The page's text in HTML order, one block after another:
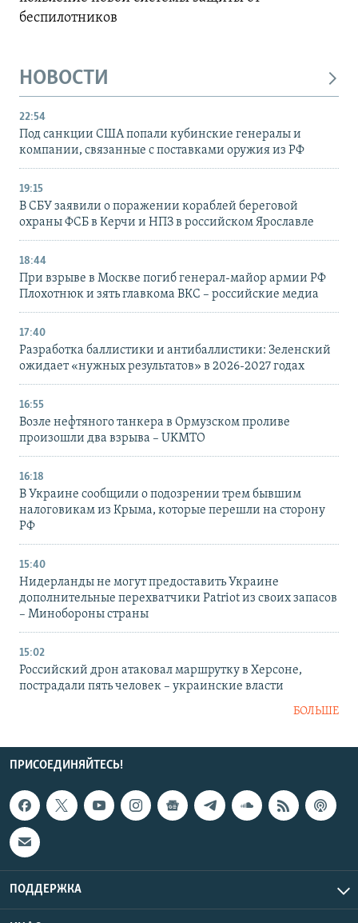
беспилотников
НОВОСТИ
22:54
Под санкции США попали кубинские генералы и
компании, связанные с поставками оружия из РФ
19:15
В СБУ заявили о поражении кораблей береговой
охраны ФСБ в Керчи и НПЗ в российском Ярославле
18:44
При взрыве в Москве погиб генерал-майор армии РФ
Плохотнюк и зять главкома ВКС – российские медиа
17:40
Разработка баллистики и антибаллистики: Зеленский
ожидает «нужных результатов» в 2026-2027 годах
16:55
Возле нефтяного танкера в Ормузском проливе
произошли два взрыва – UKMTO
16:18
В Украине сообщили о подозрении трем бывшим
налоговикам из Крыма, которые перешли на сторону
РФ
15:40
Нидерланды не могут предоставить Украине
дополнительные перехватчики Patriot из своих запасов
– Минобороны страны
15:02
Российский дрон атаковал маршрутку в Херсоне,
пострадали пять человек – украинские власти
БОЛЬШЕ
ПРИСОЕДИНЯЙТЕСЬ!
ПОДДЕРЖКА